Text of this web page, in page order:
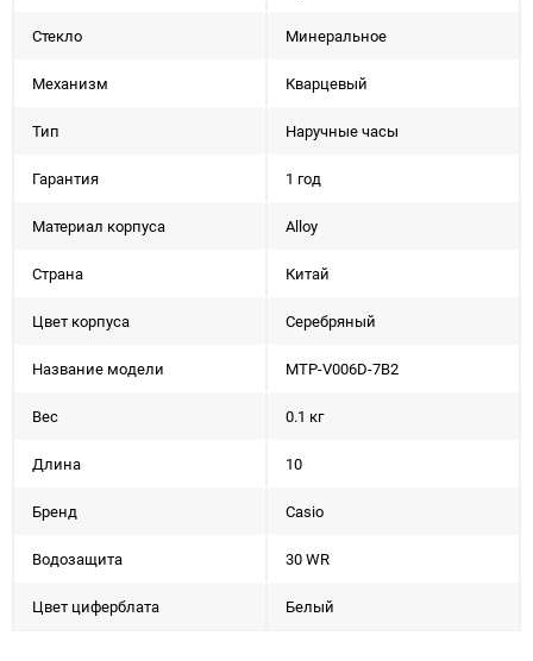
Стекло Минеральное
Механизм Кварцевый
Тип Наручные часы
Гарантия 1 год
Материал корпуса Alloy
Страна Китай
Цвет корпуса Серебряный
Название модели MTP-V006D-7B2
Вес 0.1 кг
Длина 10
Бренд Casio
Водозащита 30 WR
Цвет циферблата Белый